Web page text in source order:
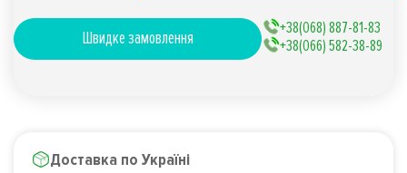
Швидке замовлення
+38(068) 887-81-83
+38(066) 582-38-89
Доставка по Україні